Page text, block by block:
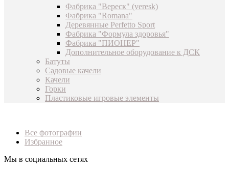
Фабрика "Вереск" (veresk)
Фабрика "Romana"
Деревянные Perfetto Sport
Фабрика "Формула здоровья"
Фабрика "ПИОНЕР"
Дополнительное оборудование к ДСК
Батуты
Садовые качели
Качели
Горки
Пластиковые игровые элементы
Все фотографии
Избранное
Мы в социальных сетях